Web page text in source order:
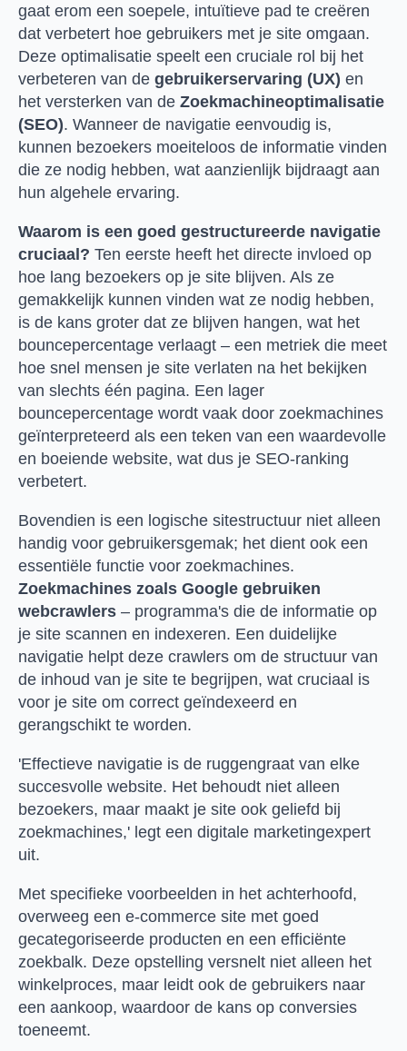
gaat erom een soepele, intuïtieve pad te creëren
dat verbetert hoe gebruikers met je site omgaan.
Deze optimalisatie speelt een cruciale rol bij het
verbeteren van de gebruikerservaring (UX) en
het versterken van de Zoekmachineoptimalisatie
(SEO). Wanneer de navigatie eenvoudig is,
kunnen bezoekers moeiteloos de informatie vinden
die ze nodig hebben, wat aanzienlijk bijdraagt aan
hun algehele ervaring.
Waarom is een goed gestructureerde navigatie
cruciaal? Ten eerste heeft het directe invloed op
hoe lang bezoekers op je site blijven. Als ze
gemakkelijk kunnen vinden wat ze nodig hebben,
is de kans groter dat ze blijven hangen, wat het
bouncepercentage verlaagt – een metriek die meet
hoe snel mensen je site verlaten na het bekijken
van slechts één pagina. Een lager
bouncepercentage wordt vaak door zoekmachines
geïnterpreteerd als een teken van een waardevolle
en boeiende website, wat dus je SEO-ranking
verbetert.
Bovendien is een logische sitestructuur niet alleen
handig voor gebruikersgemak; het dient ook een
essentiële functie voor zoekmachines.
Zoekmachines zoals Google gebruiken
webcrawlers – programma's die de informatie op
je site scannen en indexeren. Een duidelijke
navigatie helpt deze crawlers om de structuur van
de inhoud van je site te begrijpen, wat cruciaal is
voor je site om correct geïndexeerd en
gerangschikt te worden.
'Effectieve navigatie is de ruggengraat van elke
succesvolle website. Het behoudt niet alleen
bezoekers, maar maakt je site ook geliefd bij
zoekmachines,' legt een digitale marketingexpert
uit.
Met specifieke voorbeelden in het achterhoofd,
overweeg een e-commerce site met goed
gecategoriseerde producten en een efficiënte
zoekbalk. Deze opstelling versnelt niet alleen het
winkelproces, maar leidt ook de gebruikers naar
een aankoop, waardoor de kans op conversies
toeneemt.